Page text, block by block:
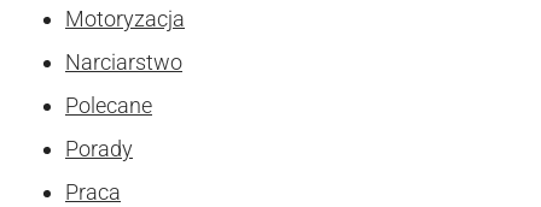
Motoryzacja
Narciarstwo
Polecane
Porady
Praca